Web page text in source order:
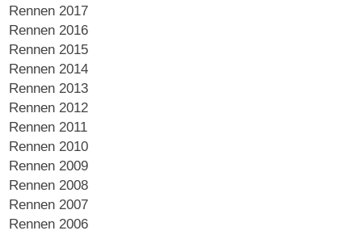
Rennen 2017
Rennen 2016
Rennen 2015
Rennen 2014
Rennen 2013
Rennen 2012
Rennen 2011
Rennen 2010
Rennen 2009
Rennen 2008
Rennen 2007
Rennen 2006